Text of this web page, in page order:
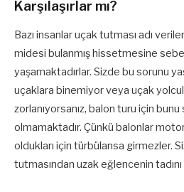
Karşılaşırlar mı?
Bazı insanlar uçak tutması adı
midesi bulanmış hissetmesine
yaşamaktadırlar. Sizde bu sorunu
uçaklara binemiyor veya uçak
zorlanıyorsanız, balon turu için
olmamaktadır. Çünkü balonlar
oldukları için türbülansa girmezler.
tutmasından uzak eğlencenin tadını